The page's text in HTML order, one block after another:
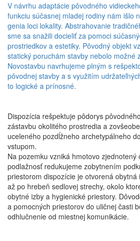
V návrhu adaptácie pôvodného
funkciu súčasnej mladej rodiny nám išlo
genia loci lokality. Abstrahovanie
sme sa snažili docieliť za pomoci
prostriedkov a estetiky. Pôvodný objekt
statický poruchám stavby nebolo možné
Novostavbu navrhujeme plným s
pôvodnej stavby a s využitím
to logické a prínosné.
Dispozícia rešpektuje pôdorys
zástavbu okolitého prostredia a
uceleného pozdĺžneho archetypálneho
vstupom.
Na pozemku vzniká hmotovo zjednotený
podlažnosť redukujeme zobytnením
priestorom dispozície je otvorená obytná
až po hrebeň sedlovej strechy, okolo
obytné izby a hygienické priestory.
a pomocných priestorov do uličnej časti
odhlučnenie od miestnej komunikácie.